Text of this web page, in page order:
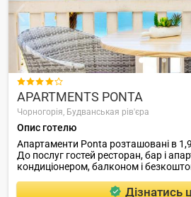

APARTMENTS PONTA
Чорногорія, Будванськая рів'єра
Опис готелю
Апартаменти Ponta розташовані в
До послуг гостей ресторан, бар і
кондиціонером, балконом і
Дізнатись